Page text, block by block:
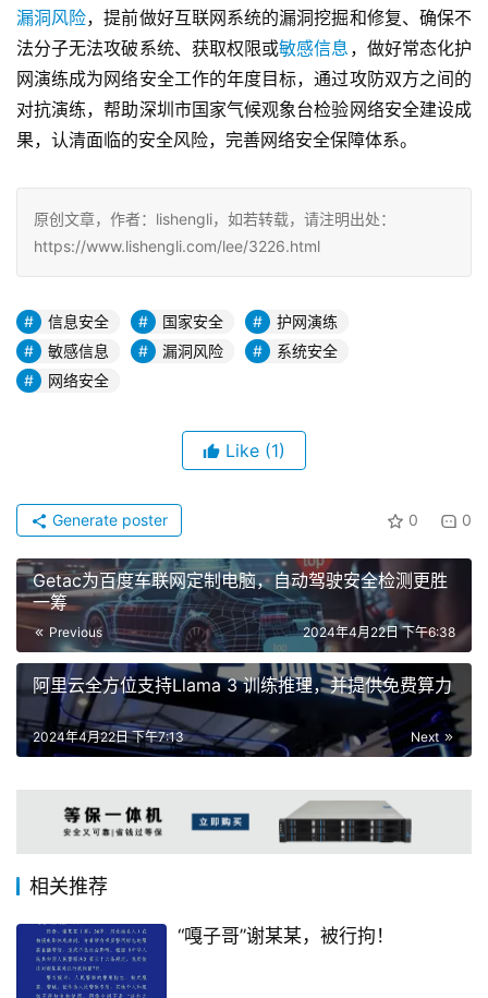
漏洞风险，提前做好互联网系统的漏洞挖掘和修复、确保不
法分子无法攻破系统、获取权限或敏感信息 ，做好常态化护
网演练成为网络安全工作的年度目标，通过攻防双方之间的
对抗演练，帮助深圳市国家气候观象台检验网络安全建设成
果，认清面临的安全风险，完善网络安全保障体系。
原创文章，作者：lishengli，如若转载，请注明出处：
https://www.lishengli.com/lee/3226.html
信息安全 国家安全
护网演练
敏感信息
漏洞风险
系统安全
网络安全
Like (1)
0 0
Generate poster
Getac为百度车联网定制电脑，自动驾驶安全检测更胜
一筹
Previous 2024年4月22日 下午6:38
阿里云全方位支持Llama 3 训练推理，并提供免费算力
Next
2024年4月22日 下午7:13
相关推荐
“嘎子哥”谢某某，被行拘！